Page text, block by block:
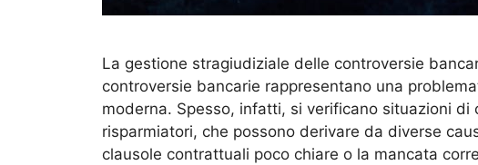
La gestione stragiudiziale delle controversie
controversie bancarie rappresentano una
moderna. Spesso, infatti, si verificano situazioni
risparmiatori, che possono derivare da diverse
clausole contrattuali poco chiare o la mancata